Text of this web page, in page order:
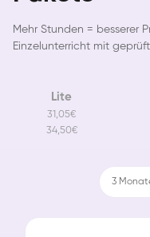
Mehr Stunden = besserer
Einzelunterricht mit
Lite
31,05€
34,50€
3